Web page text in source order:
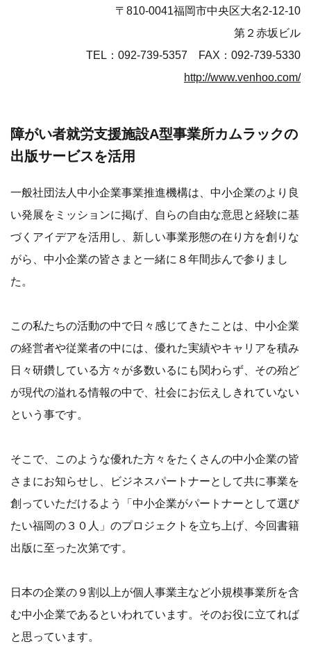
〒810-0041福岡市中央区大名2-12-10
第２赤坂ビル
TEL：092-739-5357 FAX：092-739-5330
http://www.venhoo.com/
障がい者就労支援施設A型事業所カムラックの
出版サービスを活用
一般社団法人中小企業事業推進機構は、中小企業のより良
い発展をミッションに掲げ、自らの自由な意思と経験に基
づくアイデアを活用し、新しい事業形態の在り方を創りな
がら、中小企業の皆さまと一緒に８年間歩んで参りまし
た。
この私たちの活動の中で日々感じてきたことは、中小企業
の経営者や従業者の中には、優れた実績やキャリアを積み
日々研鑽している方々が多数いるにも関わらず、その殆ど
が現代の溢れる情報の中で、社会にお伝えしきれていない
という事です。
そこで、このような優れた方々をたくさんの中小企業の皆
さまにお知らせし、ビジネスパートナーとして共に事業を
創っていただけるよう「中小企業がパートナーとして選び
たい福岡の３０人」のプロジェクトを立ち上げ、今回書籍
出版に至った次第です。
日本の企業の９割以上が個人事業主など小規模事業所を含
む中小企業であるといわれています。そのお役に立てれば
と思っています。